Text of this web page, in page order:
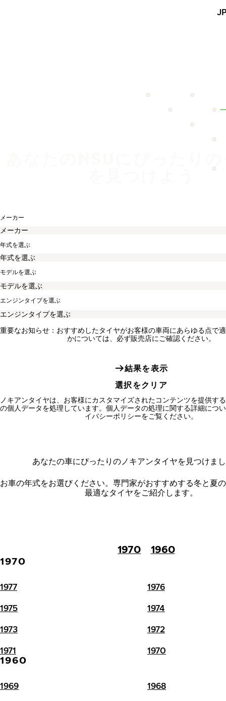
メーカー
年式を選ぶ
モデルを選ぶ
エンジンタイプを選ぶ
重要なお知らせ：おすすめしたタイヤがお客様の車両にあらゆる点で
かについては、必ず販売店にご確認ください。
結果を表示
選択をクリア
ノキアンタイヤは、お客様にカスタマイズされたコンテンツを提供す
の個人データを処理しています。個人データの処理に関する詳細につ
イバシーポリシーをご覧ください。
あなたの車にぴったりのノキアンタイヤを見つけま
お車の年式をお選びください。 専門家がおすすめする冬と夏
最適なタイヤをご紹介します。
1970 1960
1970
1977 1976
1975 1974
1973 1972
1971 1970
1960
1969 1968